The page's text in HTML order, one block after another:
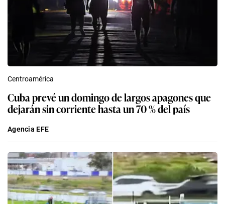
Centroamérica
Cuba prevé un domingo de largos apagones que
dejarán sin corriente hasta un 70 % del país
Agencia EFE